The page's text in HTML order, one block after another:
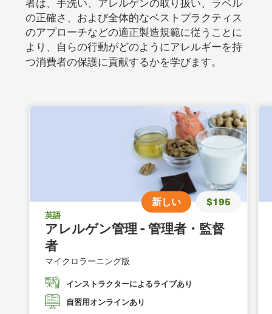
者は、手洗い、アレルゲンの取り扱い、ラベル
の正確さ、および全体的なベストプラクティス
のアプローチなどの適正製造規範に従うことに
より、自らの行動がどのようにアレルギーを持
つ消費者の保護に貢献するかを学びます。
新しい $195
英語
アレルゲン管理 - 管理者・監督
者
マイクロラーニング版
インストラクターによるライブあり
自習用オンラインあり